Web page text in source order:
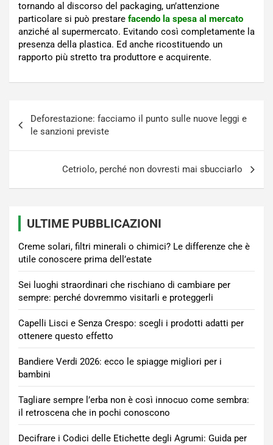
tornando al discorso del packaging, un’attenzione
particolare si può prestare facendo la spesa al mercato
anziché al supermercato. Evitando così completamente la
presenza della plastica. Ed anche ricostituendo un
rapporto più stretto tra produttore e acquirente.
articoli
Deforestazione: facciamo il punto sulle nuove leggi e
le sanzioni previste
Cetriolo, perché non dovresti mai sbucciarlo
ULTIME PUBBLICAZIONI
Creme solari, filtri minerali o chimici? Le differenze che è
utile conoscere prima dell’estate
Sei luoghi straordinari che rischiano di cambiare per
sempre: perché dovremmo visitarli e proteggerli
Capelli Lisci e Senza Crespo: scegli i prodotti adatti per
ottenere questo effetto
Bandiere Verdi 2026: ecco le spiagge migliori per i
bambini
Tagliare sempre l’erba non è così innocuo come sembra:
il retroscena che in pochi conoscono
Decifrare i Codici delle Etichette degli Agrumi: Guida per